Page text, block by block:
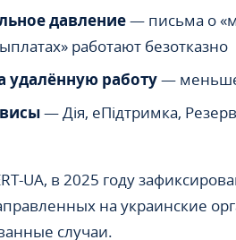
давление— письма о
работают безотказно
удалённую работу— меньше
— Дія, еПідтримка,
UA, в 2025 году
на украинские
случаи.